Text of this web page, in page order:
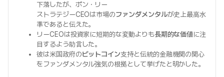
下落したが、ポン・リー
ストラテジーCEOは市場のファンダメンタルが史上最高水
準であると伝えた。
リーCEOは投資家に短期的な変動よりも長期的な価値に注
目するよう助言した。
彼は米国政府のビットコイン支持と伝統的金融機関の関心
をファンダメンタル強気の根拠として挙げたと明かした。